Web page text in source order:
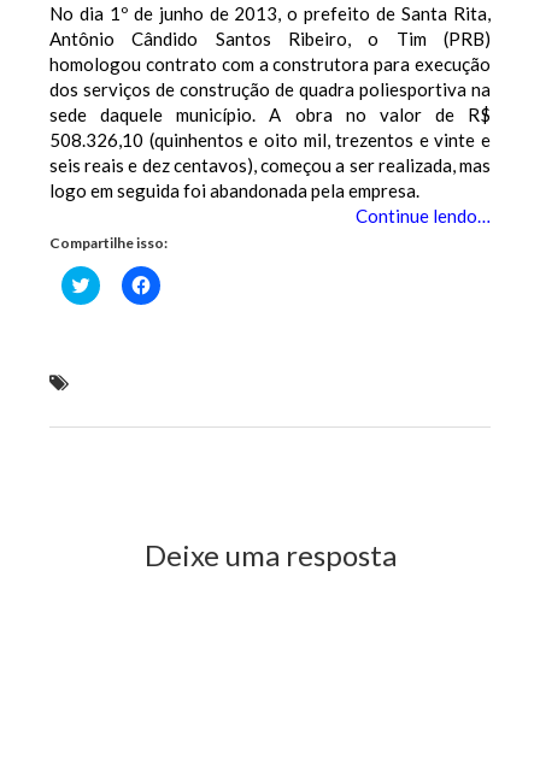
No dia 1º de junho de 2013, o prefeito de Santa Rita,
Antônio Cândido Santos Ribeiro, o Tim (PRB)
homologou contrato com a construtora para execução
dos serviços de construção de quadra poliesportiva na
sede daquele município. A obra no valor de R$
508.326,10 (quinhentos e oito mil, trezentos e vinte e
seis reais e dez centavos), começou a ser realizada, mas
logo em seguida foi abandonada pela empresa.
Continue lendo…
Compartilhe isso:
Clique
para
Clique
para
Deixe uma resposta